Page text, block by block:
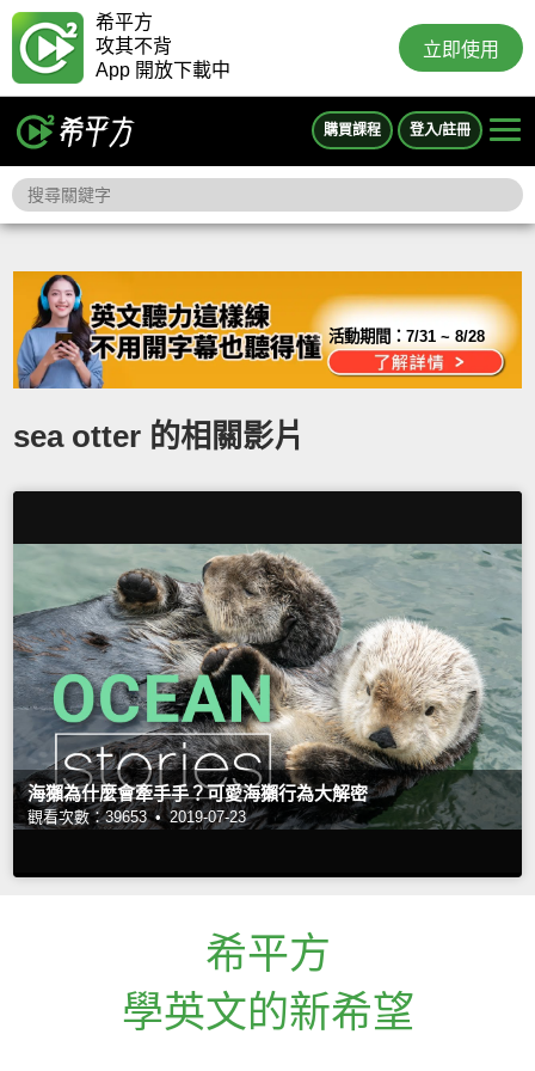
希平方
攻其不背
App 開放下載中
立即使用
購買課程 登入/註冊
活動期間：7/31 ~ 8/28
sea otter 的相關影片
海獺為什麼會牽手手？可愛海獺行為大解密
觀看次數：39653 • 2019-07-23
希平方
學英文的新希望